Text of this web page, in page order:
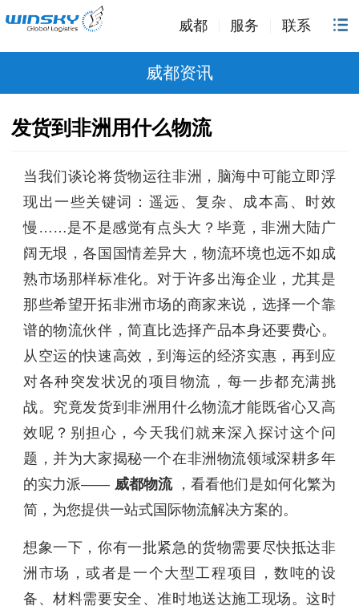
威都 服务 联系
威都资讯
发货到非洲用什么物流
当我们谈论将货物运往非洲，脑海中可能立即浮
现出一些关键词：遥远、复杂、成本高、时效
慢……是不是感觉有点头大？毕竟，非洲大陆广
阔无垠，各国国情差异大，物流环境也远不如成
熟市场那样标准化。对于许多出海企业，尤其是
那些希望开拓非洲市场的商家来说，选择一个靠
谱的物流伙伴，简直比选择产品本身还要费心。
从空运的快速高效，到海运的经济实惠，再到应
对各种突发状况的项目物流，每一步都充满挑
战。究竟发货到非洲用什么物流才能既省心又高
效呢？别担心，今天我们就来深入探讨这个问
题，并为大家揭秘一个在非洲物流领域深耕多年
的实力派—— 威都物流 ，看看他们是如何化繁为
简，为您提供一站式国际物流解决方案的。
想象一下，你有一批紧急的货物需要尽快抵达非
洲市场，或者是一个大型工程项目，数吨的设
备、材料需要安全、准时地送达施工现场。这时